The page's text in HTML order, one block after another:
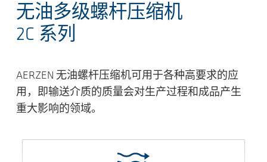
无油多级螺杆压缩机
2C 系列
AERZEN 无油螺杆压缩机可用于各种高要求的应
用，即输送介质的质量会对生产过程和成品产生
重大影响的领域。